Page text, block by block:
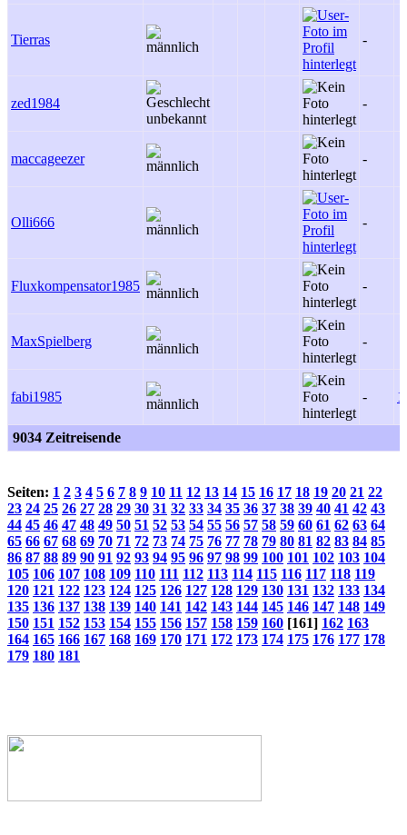
Tierras -
zed1984 -
maccageezer -
Olli666 -
Fluxkompensator1985 -
MaxSpielberg -
fabi1985 - 1
9034 Zeitreisende
Seiten: 1 2 3 4 5 6 7 8 9 10 11 12 13 14 15 16 17 18 19 20 21 22
23 24 25 26 27 28 29 30 31 32 33 34 35 36 37 38 39 40 41 42 43
44 45 46 47 48 49 50 51 52 53 54 55 56 57 58 59 60 61 62 63 64
65 66 67 68 69 70 71 72 73 74 75 76 77 78 79 80 81 82 83 84 85
86 87 88 89 90 91 92 93 94 95 96 97 98 99 100 101 102 103 104
105 106 107 108 109 110 111 112 113 114 115 116 117 118 119
120 121 122 123 124 125 126 127 128 129 130 131 132 133 134
135 136 137 138 139 140 141 142 143 144 145 146 147 148 149
150 151 152 153 154 155 156 157 158 159 160 [161] 162 163
164 165 166 167 168 169 170 171 172 173 174 175 176 177 178
179 180 181